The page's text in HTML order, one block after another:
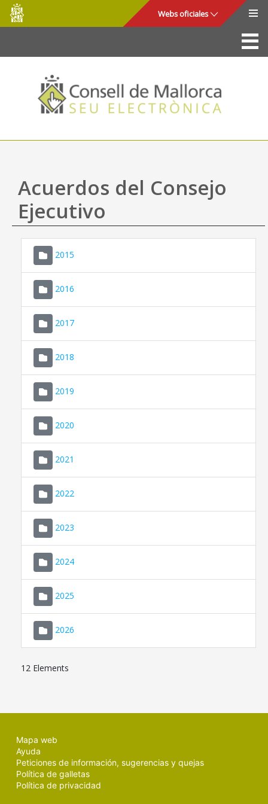
Saltar al contenido principal
Consell
de
Mallorca
Webs oficiales
La Sede
Consejo de Mallorca
Acceso y seguridad
Utilidades
Mapa web
Ayuda
Acuerdos del Consejo
Ejecutivo
2015
2016
2017
2018
2019
2020
2021
2022
2023
2024
2025
2026
12 Elements
Mapa web
Ayuda
Peticiones de información, sugerencias y quejas
Política de galletas
Política de privacidad